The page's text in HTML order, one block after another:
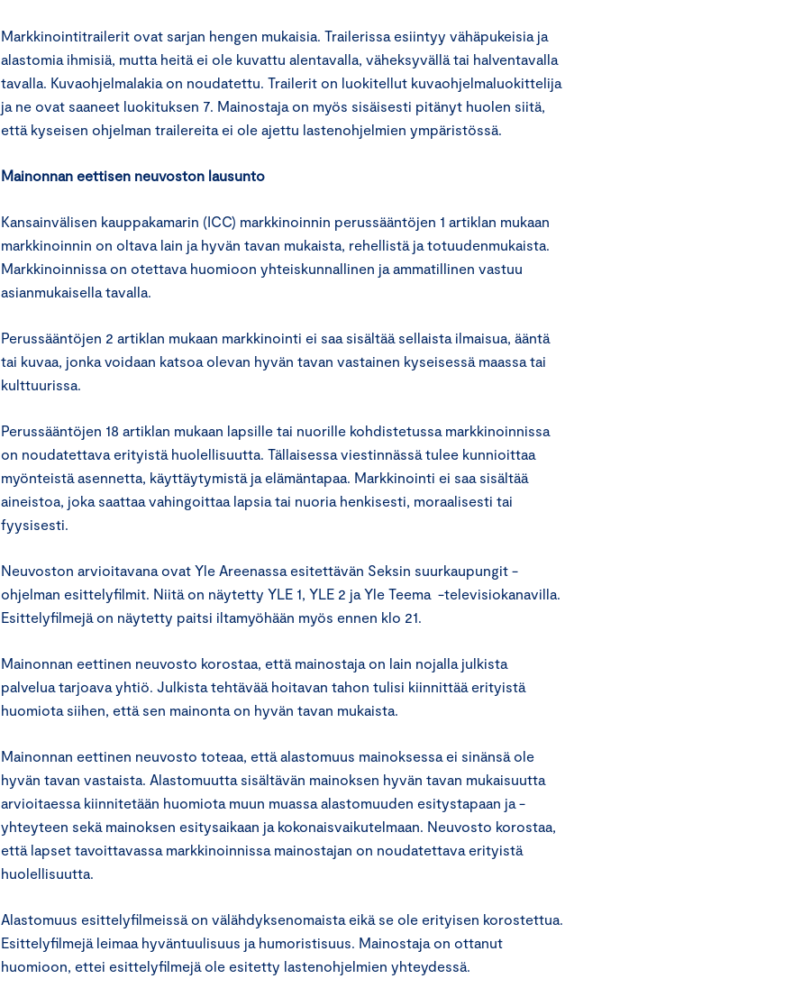
Markkinointitrailerit ovat sarjan hengen mukaisia. Trailerissa esiintyy vähäpukeisia ja
alastomia ihmisiä, mutta heitä ei ole kuvattu alentavalla, väheksyvällä tai halventavalla
tavalla. Kuvaohjelmalakia on noudatettu. Trailerit on luokitellut kuvaohjelmaluokittelija
ja ne ovat saaneet luokituksen 7. Mainostaja on myös sisäisesti pitänyt huolen siitä,
että kyseisen ohjelman trailereita ei ole ajettu lastenohjelmien ympäristössä.
Mainonnan eettisen neuvoston lausunto
Kansainvälisen kauppakamarin (ICC) markkinoinnin perussääntöjen 1 artiklan mukaan
markkinoinnin on oltava lain ja hyvän tavan mukaista, rehellistä ja totuudenmukaista.
Markkinoinnissa on otettava huomioon yhteiskunnallinen ja ammatillinen vastuu
asianmukaisella tavalla.
Perussääntöjen 2 artiklan mukaan markkinointi ei saa sisältää sellaista ilmaisua, ääntä
tai kuvaa, jonka voidaan katsoa olevan hyvän tavan vastainen kyseisessä maassa tai
kulttuurissa.
Perussääntöjen 18 artiklan mukaan lapsille tai nuorille kohdistetussa markkinoinnissa
on noudatettava erityistä huolellisuutta. Tällaisessa viestinnässä tulee kunnioittaa
myönteistä asennetta, käyttäytymistä ja elämäntapaa. Markkinointi ei saa sisältää
aineistoa, joka saattaa vahingoittaa lapsia tai nuoria henkisesti, moraalisesti tai
fyysisesti.
Neuvoston arvioitavana ovat Yle Areenassa esitettävän Seksin suurkaupungit -
ohjelman esittelyfilmit. Niitä on näytetty YLE 1, YLE 2 ja Yle Teema -televisiokanavilla.
Esittelyfilmejä on näytetty paitsi iltamyöhään myös ennen klo 21.
Mainonnan eettinen neuvosto korostaa, että mainostaja on lain nojalla julkista
palvelua tarjoava yhtiö. Julkista tehtävää hoitavan tahon tulisi kiinnittää erityistä
huomiota siihen, että sen mainonta on hyvän tavan mukaista.
Mainonnan eettinen neuvosto toteaa, että alastomuus mainoksessa ei sinänsä ole
hyvän tavan vastaista. Alastomuutta sisältävän mainoksen hyvän tavan mukaisuutta
arvioitaessa kiinnitetään huomiota muun muassa alastomuuden esitystapaan ja -
yhteyteen sekä mainoksen esitysaikaan ja kokonaisvaikutelmaan. Neuvosto korostaa,
että lapset tavoittavassa markkinoinnissa mainostajan on noudatettava erityistä
huolellisuutta.
Alastomuus esittelyfilmeissä on välähdyksenomaista eikä se ole erityisen korostettua.
Esittelyfilmejä leimaa hyväntuulisuus ja humoristisuus. Mainostaja on ottanut
huomioon, ettei esittelyfilmejä ole esitetty lastenohjelmien yhteydessä.